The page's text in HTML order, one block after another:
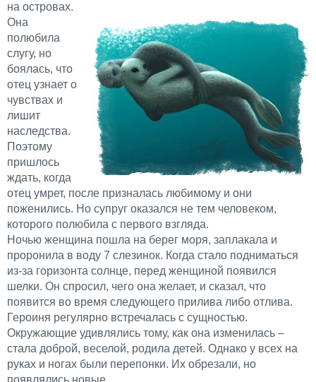
на островах.
Она
полюбила
слугу, но
боялась, что
отец узнает о
чувствах и
лишит
наследства.
Поэтому
пришлось
ждать, когда
отец умрет, после призналась любимому и они
поженились. Но супруг оказался не тем человеком,
которого полюбила с первого взгляда.
Ночью женщина пошла на берег моря, заплакала и
проронила в воду 7 слезинок. Когда стало подниматься
из-за горизонта солнце, перед женщиной появился
шелки. Он спросил, чего она желает, и сказал, что
появится во время следующего прилива либо отлива.
Героиня регулярно встречалась с сущностью.
Окружающие удивлялись тому, как она изменилась –
стала доброй, веселой, родила детей. Однако у всех на
руках и ногах были перепонки. Их обрезали, но